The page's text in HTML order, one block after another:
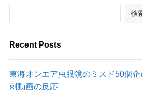
検
Recent Posts
東海オンエア虫眼鏡のミスド50個
刺動画の反応